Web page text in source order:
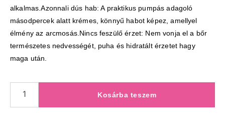
alkalmas.Azonnali dús hab: A praktikus pumpás adagoló
másodpercek alatt krémes, könnyű habot képez, amellyel
élmény az arcmosás.Nincs feszülő érzet: Nem vonja el a bőr
természetes nedvességét, puha és hidratált érzetet hagy
maga után.
Kosárba teszem